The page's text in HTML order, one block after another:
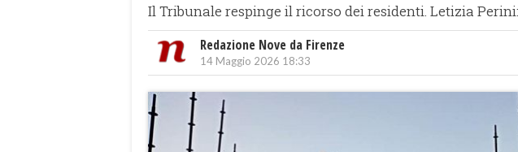
Il Tribunale respinge il ricorso dei residenti. Letizia
Redazione Nove da Firenze
14 Maggio 2026 18:33